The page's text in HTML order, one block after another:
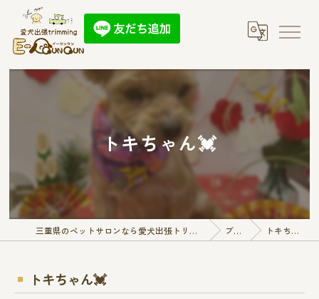
トキちゃん💓
三重県のペットサロンなら愛犬出張トリミング E-QunQun ブログ トキちゃん💓
トキちゃん💓